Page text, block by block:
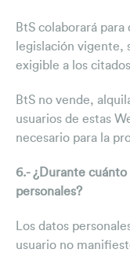
BtS colaborará
legislación vigente,
exigible a los
BtS no vende,
usuarios de estas
necesario para la
6.- ¿Durante
personales?
Los datos
usuario no